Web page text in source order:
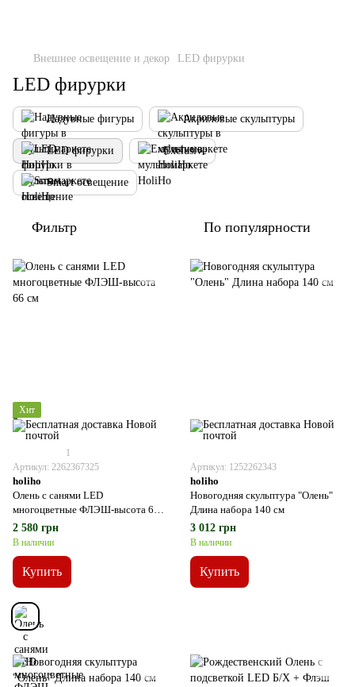
Внешнее освещение и декор LED фирурки
LED фирурки
Надувные фигуры Акриловые скульптуры
LED фирурки Exclusive
Smart освещение
Фильтр По популярности
Хит
1
Артикул: 2262367325
holiho
Олень с санями LED
многоцветные ФЛЭШ-высота 66
см
2 580 грн
В наличии
Купить
Артикул: 1252262343
holiho
Новогодняя скульптура "Олень"
Длина набора 140 см
3 012 грн
В наличии
Купить